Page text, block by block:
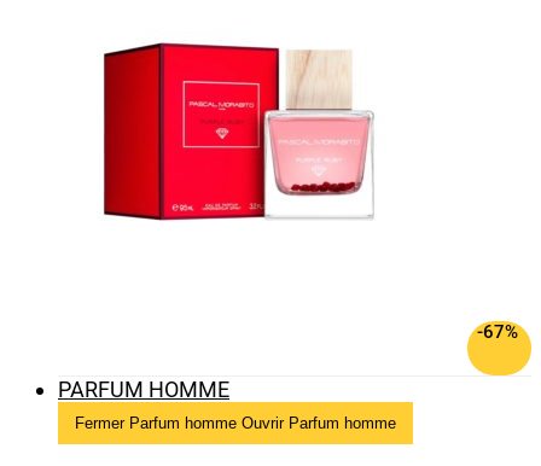
-67%
PARFUM HOMME
Fermer Parfum homme Ouvrir Parfum homme